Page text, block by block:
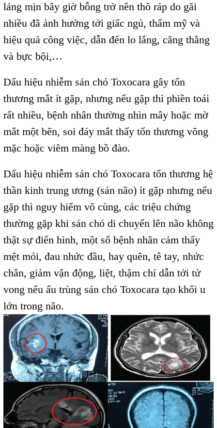
láng mịn bây giờ bỗng trở nên thô ráp do gãi
nhiều đã ảnh hưởng tới giấc ngủ, thẩm mỹ và
hiệu quả công việc, dẫn đến lo lắng, căng thẳng
và bực bội,…
Dấu hiệu nhiễm sán chó Toxocara gây tổn
thương mắt ít gặp, nhưng nếu gặp thì phiền toái
rất nhiều, bệnh nhân thường nhìn mây hoặc mờ
mắt một bên, soi đáy mắt thấy tổn thương võng
mặc hoặc viêm màng bồ đào.
Dấu hiệu nhiễm sán chó Toxocara tổn thương hệ
thần kinh trung ương (sán não) ít gặp nhưng nếu
gặp thì nguy hiểm vô cùng, các triệu chứng
thường gặp khi sán chó di chuyển lên não không
thật sự điển hình, một số bệnh nhân cảm thấy
mệt mỏi, đau nhức đầu, hay quên, tê tay, nhức
chân, giảm vận động, liệt, thậm chí dẫn tới tử
vong nếu ấu trùng sán chó Toxocara tạo khối u
lớn trong não.